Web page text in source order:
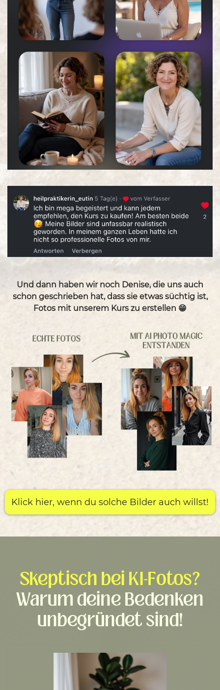
Und dann haben wir noch Denise, die uns auch
schon geschrieben hat, dass sie etwas süchtig ist,
Fotos mit unserem Kurs zu erstellen 😁
Klick hier, wenn du solche Bilder auch willst!
Skeptisch bei KI-Fotos?
Warum deine Bedenken
unbegründet sind!